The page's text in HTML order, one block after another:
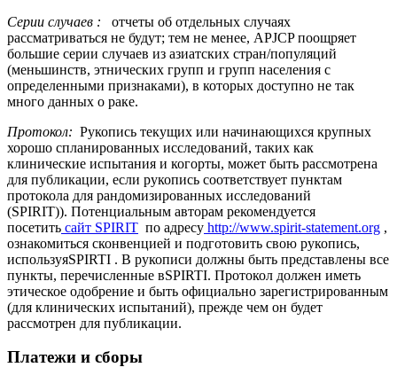
Серии случаев : отчеты об отдельных случаях
рассматриваться не будут; тем не менее, APJCP поощряет
большие серии случаев из азиатских стран/популяций
(меньшинств, этнических групп и групп населения с
определенными признаками), в которых доступно не так
много данных о раке.
Протокол: Рукопись текущих или начинающихся крупных
хорошо спланированных исследований, таких как
клинические испытания и когорты, может быть рассмотрена
для публикации, если рукопись соответствует пунктам
протокола для рандомизированных исследований
(SPIRIT)). Потенциальным авторам рекомендуется
посетить сайт SPIRIT по адресу http://www.spirit-statement.org ,
ознакомиться сконвенцией и подготовить свою рукопись,
используяSPIRTI . В рукописи должны быть представлены все
пункты, перечисленные вSPIRTI. Протокол должен иметь
этическое одобрение и быть официально зарегистрированным
(для клинических испытаний), прежде чем он будет
рассмотрен для публикации.
Платежи и сборы